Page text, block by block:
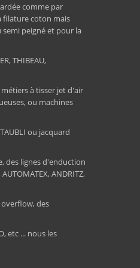
comme par
filature coton mais
semi peigné et pour la
THIBEAU,
à tisser jet d'air
ou machines
ou jacquard
des lignes d'enduction
ANDRITZ,
des
etc ... nous les